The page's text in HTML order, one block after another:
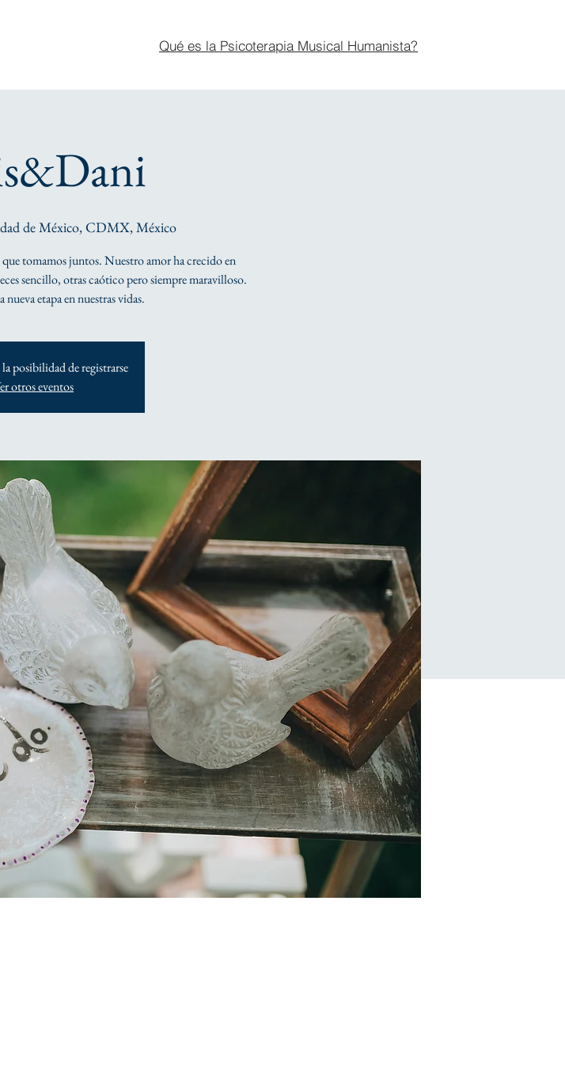
Qué es la Psicoterapia Musical Humanista?
de México, CDMX, México
tomamos juntos. Nuestro amor ha crecido en
sencillo, otras caótico pero siempre maravilloso.
etapa en nuestras vidas.
la posibilidad de registrarse
otros eventos